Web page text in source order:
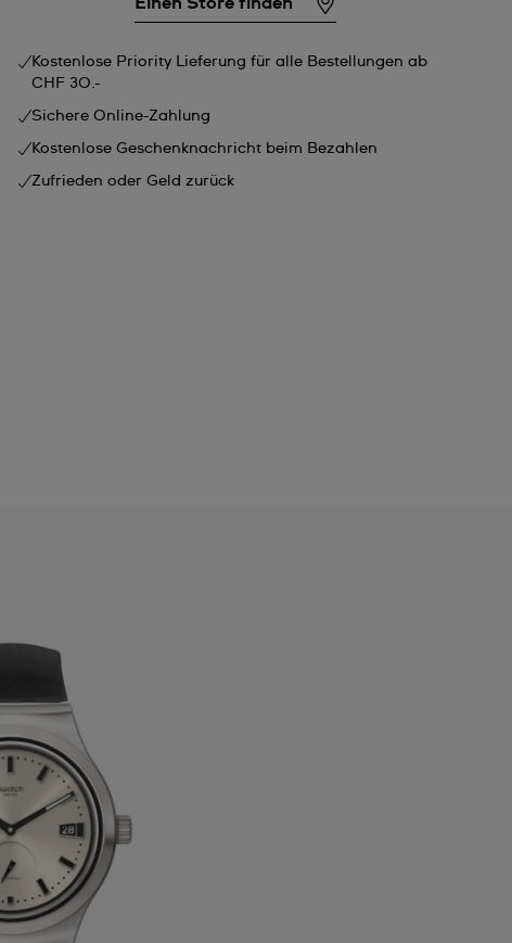
Kostenlose Priority Lieferung für alle Bestellungen ab
CHF 30.-
Sichere Online-Zahlung
Kostenlose Geschenknachricht beim Bezahlen
Zufrieden oder Geld zurück